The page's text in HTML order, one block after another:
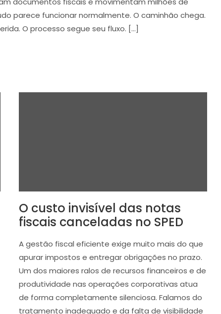
parece funcionar normalmente. O caminhão chega.
O processo segue seu fluxo. […]
O custo invisível das notas
fiscais canceladas no SPED
A gestão fiscal eficiente exige muito mais do que
apurar impostos e entregar obrigações no prazo.
Um dos maiores ralos de recursos financeiros e de
produtividade nas operações corporativas atua
de forma completamente silenciosa. Falamos do
tratamento inadequado e da falta de visibilidade